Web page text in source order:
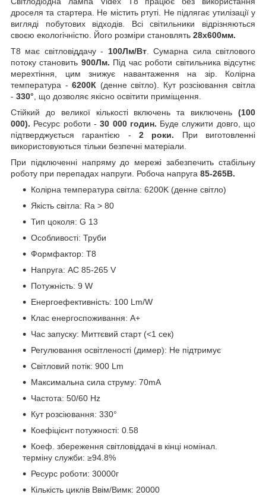
дроселя та стартера. Не містить ртуті. Не підлягає утилізації у
вигляді побутових відходів. Всі світильники відрізняються
своєю екологічністю. Його розміри становлять 28x600мм.
Т8 має світловіддачу - 100Лм/Вт. Сумарна сила світлового
потоку становить 900Лм. Під час роботи світильника відсутнє
мерехтіння, цим знижує навантаження на зір. Колірна
температура -6200К (денне світло). Кут розсіювання світла
- 330° , що дозволяє якісно освітити приміщення.
Стійкий до великої кількості включень та виключень (100
000). Ресурс роботи -30 000 годин. Буде служити довго, що
підтверджується гарантією - 2 роки. При виготовленні
використовуються тільки безпечні матеріали.
При підключенні напряму до мережі забезпечить стабільну
роботу при перепадах напруги. Робоча напруга 85-265В.
Колірна температура світла: 6200K (денне світло)
Якість світла: Ra > 80
Тип цоколя: G 13
Особливості: Труби
Формфактор: T8
Напруга: AC 85-265 V
Потужність: 9 W
Енергоефективність: 100 Lm/W
Клас енергоспоживання: А+
Час запуску: Миттєвий старт (<1 сек)
Регулювання освітленості (димер): Не підтримує
Світловий потік: 900 Lm
Максимальна сила струму: 70mA
Частота: 50/60 Hz
Кут розсіювання: 330°
Коефіцієнт потужності: 0.58
Коеф. збереження світловіддачі в кінці номінал.
терміну служби: ≥94.8%
Ресурс роботи: 30000г
Кількість циклів Ввім/Вимк: 20000